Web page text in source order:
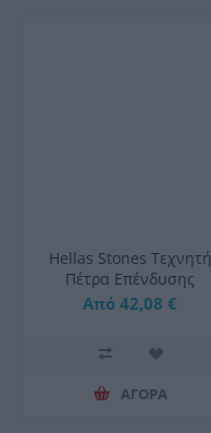
Hellas Stones Τεχνητή
Πέτρα Επένδυσης
Selena Grey & Corner
Από 42,08 €
ΑΓΟΡΑ